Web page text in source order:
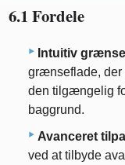
6.1 Fordele
Intuitiv
grænseflade, der
den tilgængelig
baggrund.
Avanceret
ved at tilbyde